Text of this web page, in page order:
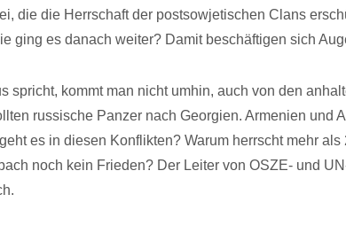
die die Herrschaft der postsowjetischen Clans
ging es danach weiter? Damit beschäftigen sich
spricht, kommt man nicht umhin, auch von den
russische Panzer nach Georgien. Armenien und
es in diesen Konflikten? Warum herrscht mehr
noch kein Frieden? Der Leiter von OSZE- und